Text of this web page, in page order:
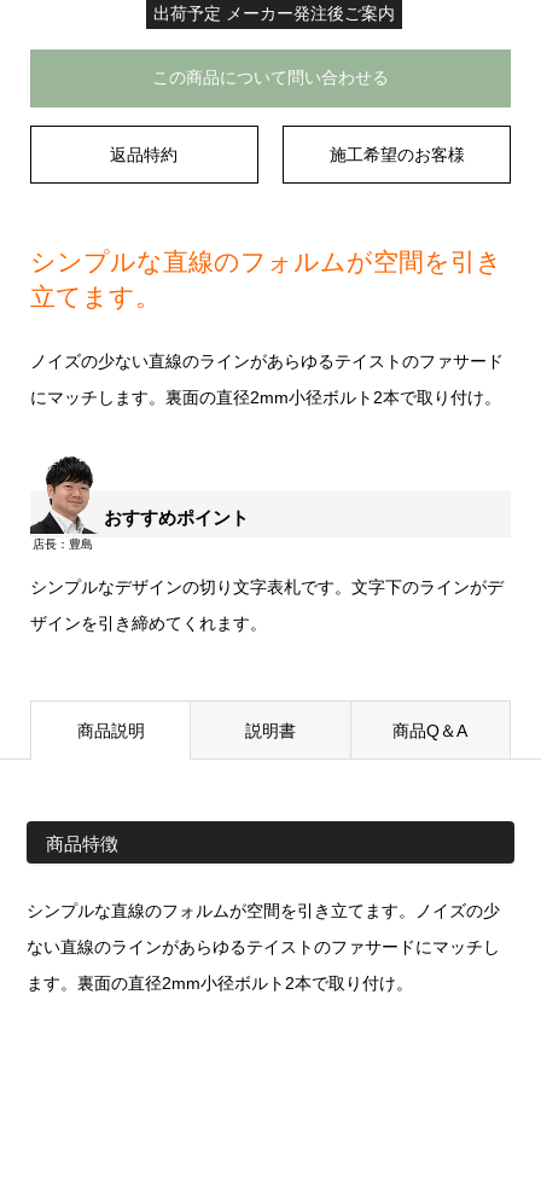
出荷予定 メーカー発注後ご案内
この商品について問い合わせる
返品特約 施工希望のお客様
シンプルな直線のフォルムが空間を引き
立てます。
ノイズの少ない直線のラインがあらゆるテイストのファサード
にマッチします。裏面の直径2mm小径ボルト2本で取り付け。
おすすめポイント
シンプルなデザインの切り文字表札です。文字下のラインがデ
ザインを引き締めてくれます。
商品説明 説明書 商品Q＆A
商品特徴
シンプルな直線のフォルムが空間を引き立てます。ノイズの少
ない直線のラインがあらゆるテイストのファサードにマッチし
ます。裏面の直径2mm小径ボルト2本で取り付け。